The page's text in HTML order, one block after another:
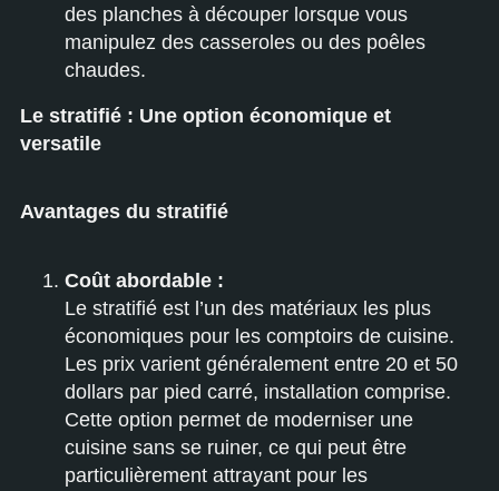
des planches à découper lorsque vous
manipulez des casseroles ou des poêles
chaudes.
Le stratifié : Une option économique et
versatile
Avantages du stratifié
Coût abordable :
Le stratifié est l’un des matériaux les plus
économiques pour les comptoirs de cuisine.
Les prix varient généralement entre 20 et 50
dollars par pied carré, installation comprise.
Cette option permet de moderniser une
cuisine sans se ruiner, ce qui peut être
particulièrement attrayant pour les